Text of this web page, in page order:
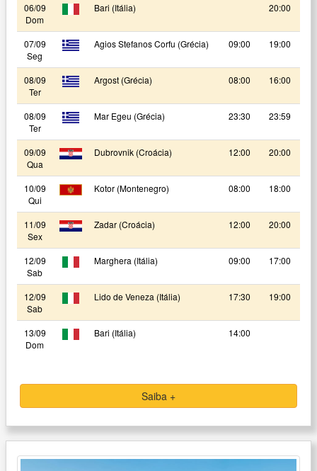
06/09
Dom
Bari (Itália) 20:00
07/09
Seg
Agios Stefanos Corfu (Grécia) 09:00 19:00
08/09
Ter
Argost (Grécia) 08:00 16:00
08/09
Ter
Mar Egeu (Grécia) 23:30 23:59
09/09
Qua
Dubrovnik (Croácia) 12:00 20:00
10/09
Qui
Kotor (Montenegro) 08:00 18:00
11/09
Sex
Zadar (Croácia) 12:00 20:00
12/09
Sab
Marghera (Itália) 09:00 17:00
12/09
Sab
Lido de Veneza (Itália) 17:30 19:00
13/09
Dom
Bari (Itália) 14:00
Saiba +